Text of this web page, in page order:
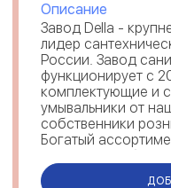
Описание
Завод Della -
лидер
России. Завод
функционирует с
комплектующие и
умывальники от
собственники
Богатый